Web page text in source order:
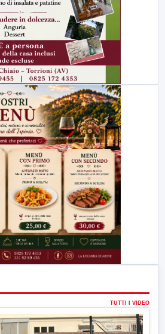
TUTTI I VIDEO